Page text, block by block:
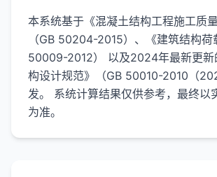
本系统基于《混凝土结构工程施工质
（GB 50204-2015）、《建筑结构荷
50009-2012） 以及2024年最新更新
构设计规范》（GB 50010-2010（
发。 系统计算结果仅供参考，最终以
为准。